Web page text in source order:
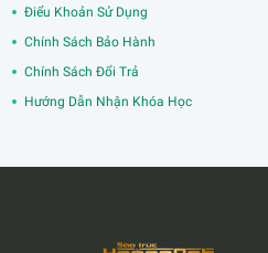
Điểu Khoản Sử Dụng
Chính Sách Bảo Hành
Chính Sách Đổi Trả
Hướng Dẫn Nhận Khóa Học